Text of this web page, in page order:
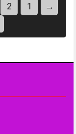
→
1
2